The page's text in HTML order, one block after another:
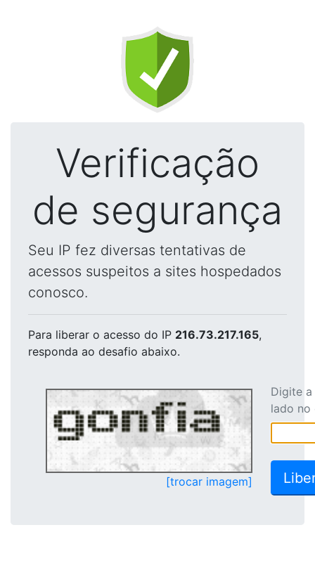
Verificação
de segurança
Seu IP fez diversas tentativas de
acessos suspeitos a sites hospedados
conosco.
Para liberar o acesso do IP 216.73.217.165,
responda ao desafio abaixo.
[trocar imagem]
Digite
lado no